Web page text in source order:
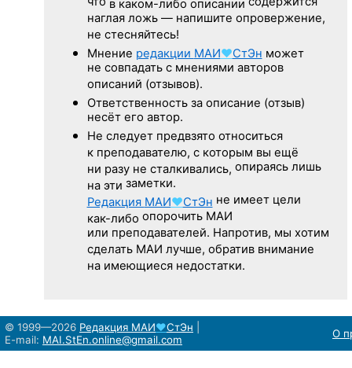
в каком-либо описании
наглая ложь — напишите опровержение,
не стесняйтесь!
Мнение редакции МАИ♥СтЭн может
не совпадать с мнениями авторов
описаний (отзывов).
Ответственность за описание (отзыв)
несёт его автор.
Не следуетпредвзято относиться
к преподавателю, с которым вы ещё
ни разу не сталкивались, опираясь лишь
на эти заметки.
Редакция МАИ♥СтЭн не имеет цели
как-либо опорочить МАИ
или преподавателей. Напротив, мы хотим
сделать МАИ лучше, обратив внимание
на имеющиеся недостатки.
© 1999—2026 Редакция МАИ♥СтЭн
E-mail: MAI.StEn.online@gmail.com О